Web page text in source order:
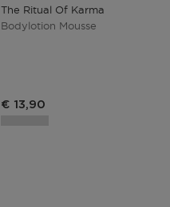
The Ritual Of Karma
Bodylotion Mousse
€ 13,90